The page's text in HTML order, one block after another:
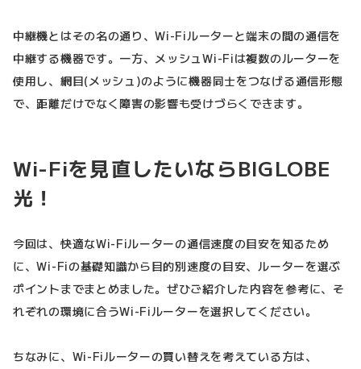
中継機とはその名の通り、Wi-Fiルーターと端末の間の通信を
中継する機器です。一方、メッシュWi-Fiは複数のルーターを
使用し、網目(メッシュ)のように機器同士をつなげる通信形態
で、距離だけでなく障害の影響も受けづらくできます。
Wi-Fiを見直したいならBIGLOBE
光！
今回は、快適なWi-Fiルーターの通信速度の目安を知るため
に、Wi-Fiの基礎知識から目的別速度の目安、ルーターを選ぶ
ポイントまでまとめました。ぜひご紹介した内容を参考に、そ
れぞれの環境に合うWi-Fiルーターを選択してください。
ちなみに、Wi-Fiルーターの買い替えを考えている方は、